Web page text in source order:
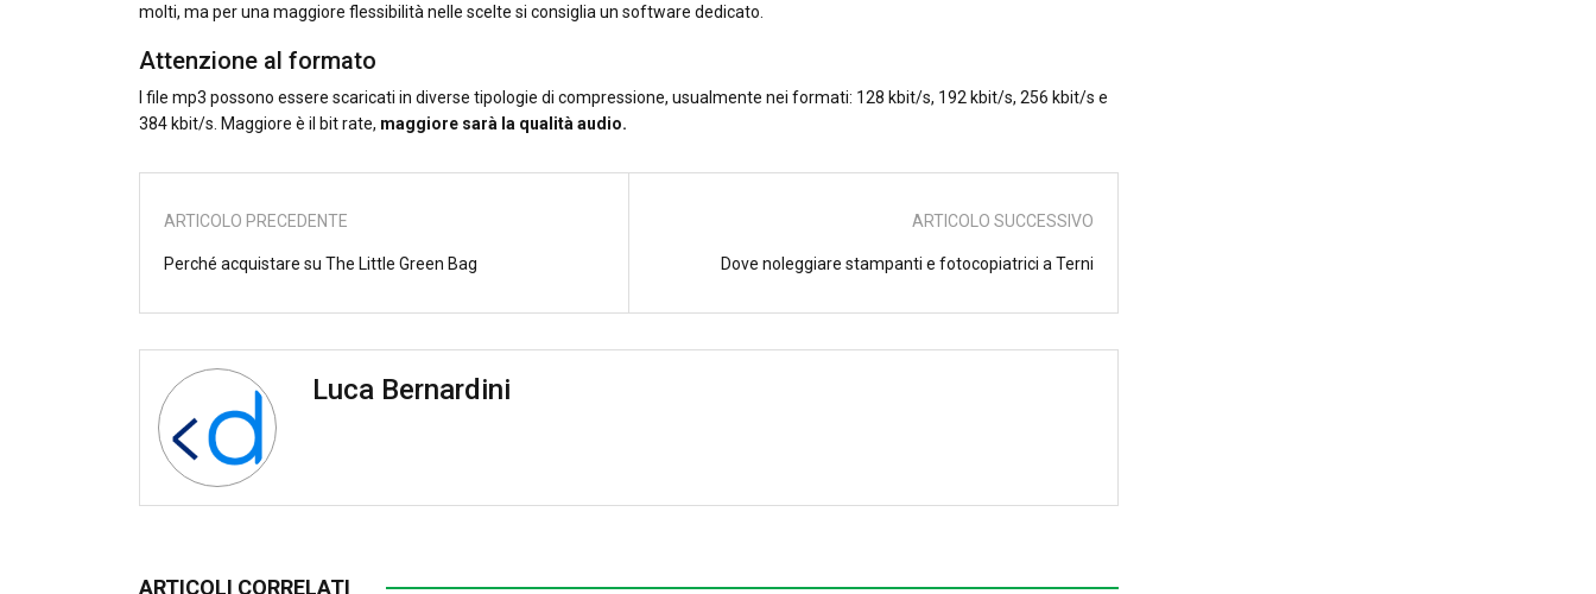
molti, ma per una maggiore flessibilità nelle scelte si consiglia un software dedicato.
Attenzione al formato
I file mp3 possono essere scaricati in diverse tipologie di compressione, usualmente nei formati: 128 kbit/s, 192 kbit/s, 256 kbit/s e
384 kbit/s. Maggiore è il bit rate, maggiore sarà la qualità audio.
ARTICOLO PRECEDENTE
Perché acquistare su The Little Green Bag
ARTICOLO SUCCESSIVO
Dove noleggiare stampanti e fotocopiatrici a Terni
Luca Bernardini
ARTICOLI CORRELATI